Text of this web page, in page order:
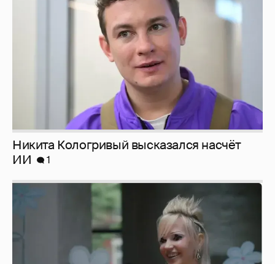
Певица Глюкоза рассказала о съёмках для
эротического журнала
3